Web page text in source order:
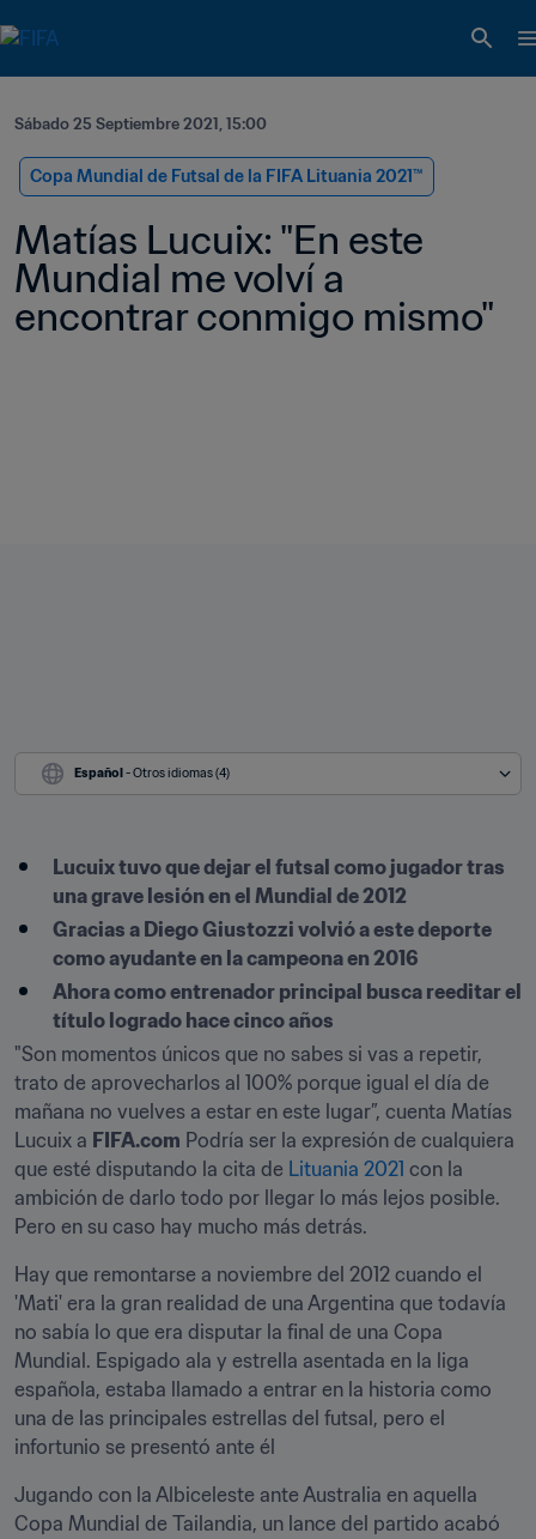
Sábado 25 Septiembre 2021, 15:00
Copa Mundial de Futsal de la FIFA Lituania 2021™
Matías Lucuix: "En este
Mundial me volví a
encontrar conmigo mismo"
Español - Otros idiomas (4)
Lucuix tuvo que dejar el futsal como jugador tras
una grave lesión en el Mundial de 2012
Gracias a Diego Giustozzi volvió a este deporte
como ayudante en la campeona en 2016
Ahora como entrenador principal busca reeditar el
título logrado hace cinco años
"Son momentos únicos que no sabes si vas a repetir,
trato de aprovecharlos al 100% porque igual el día de
mañana no vuelves a estar en este lugar”, cuenta Matías
Lucuix a FIFA.com Podría ser la expresión de cualquiera
que esté disputando la cita de Lituania 2021 con la
ambición de darlo todo por llegar lo más lejos posible.
Pero en su caso hay mucho más detrás.
Hay que remontarse a noviembre del 2012 cuando el
'Mati' era la gran realidad de una Argentina que todavía
no sabía lo que era disputar la final de una Copa
Mundial. Espigado ala y estrella asentada en la liga
española, estaba llamado a entrar en la historia como
una de las principales estrellas del futsal, pero el
infortunio se presentó ante él
Jugando con la Albiceleste ante Australia en aquella
Copa Mundial de Tailandia, un lance del partido acabó